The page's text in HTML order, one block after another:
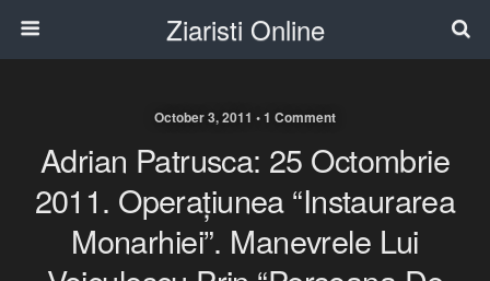
Ziaristi Online
October 3, 2011 • 1 Comment
Adrian Patrusca: 25 Octombrie
2011. Operațiunea “Instaurarea
Monarhiei”. Manevrele Lui